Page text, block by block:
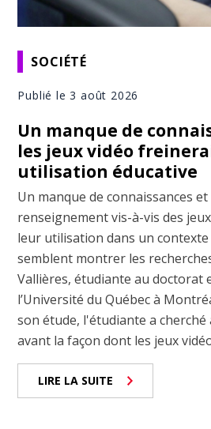
SOCIÉTÉ
Publié le 3 août 2026
Un manque de
les jeux vidéo
utilisation éducative
Un manque de connaissances et
renseignement vis-à-vis des
leur utilisation dans un contexte
semblent montrer les
Vallières, étudiante au doctorat
l’Université du Québec à
son étude, l'étudiante a cherché
avant la façon dont les jeux
LIRE LA SUITE